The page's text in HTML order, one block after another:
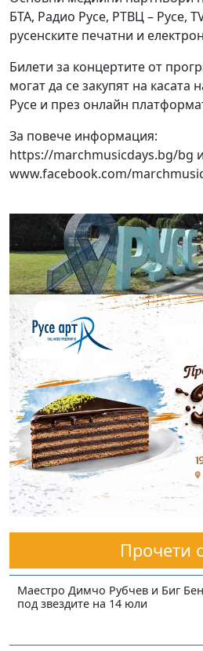
БТА, Радио Русе, РТВЦ – Русе,
русенските печатни и
Билети за концертите от
могат да се закупят на
Русе и през онлайн
За повече информация:
https://marchmusicdays.bg/bg и
www.facebook.com/
Прочети
Маестро Димчо Рубчев и Биг
под звездите на 14 юли